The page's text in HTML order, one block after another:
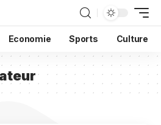
Economie Sports Culture